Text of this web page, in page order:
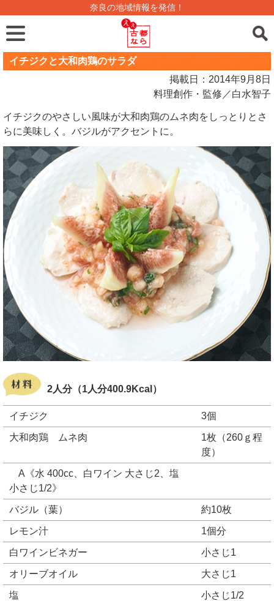
奈良の地域情報を発信！
イチジクと大和肉鶏のサラダ
掲載日：2014年9月8日
料理創作・監修／白水智子
イチジクのやさしい風味が大和肉鶏のムネ肉をしっとりとさ
らに美味しく。バジルがアクセントに。
2人分（1人分400.9Kcal）
イチジク 3個
大和肉鶏 ムネ肉
1枚（260ｇ程
度）
A《水 400cc、白ワイン 大さじ2、塩
小さじ1/2》
バジル（葉） 約10枚
レモン汁 1個分
白ワインビネガー 小さじ1
オリーブオイル 大さじ1
塩 小さじ1/2